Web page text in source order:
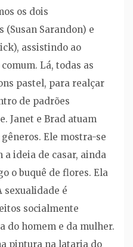
os dois
(Susan Sarandon) e
assistindo ao
Lá, todas as
pastel, para realçar
de padrões
Janet e Brad atuam
Ele mostra-se
ideia de casar, ainda
o buquê de flores. Ela
sexualidade é
socialmente
do homem e da mulher.
pintura na lataria do